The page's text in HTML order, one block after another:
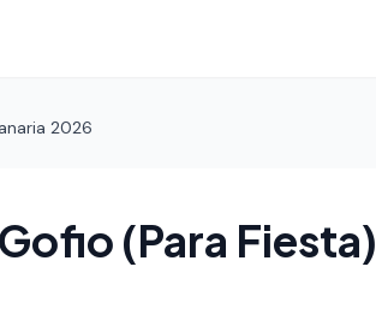
2026
(Para Fiesta)